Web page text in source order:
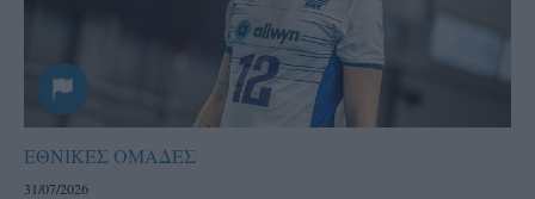
ΕΘΝΙΚΕΣ ΟΜΑΔΕΣ
31/07/2026